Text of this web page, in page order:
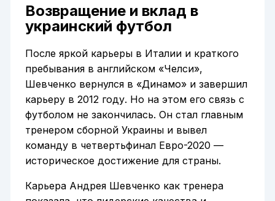
Возвращение и вклад в
украинский футбол
После яркой карьеры в Италии и краткого
пребывания в английском «Челси»,
Шевченко вернулся в «Динамо» и завершил
карьеру в 2012 году. Но на этом его связь с
футболом не закончилась. Он стал главным
тренером сборной Украины и вывел
команду в четвертьфинал Евро-2020 —
историческое достижение для страны.
Карьера Андрея Шевченко как тренера